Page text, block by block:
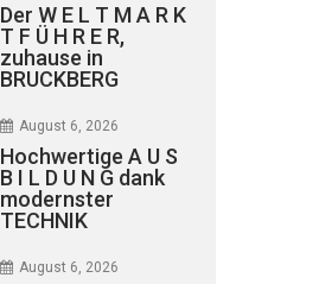
Der W E L T M A R K
T F Ü H R E R,
zuhause in
BRUCKBERG
August 6, 2026
Hochwertige A U S
B I L D U N G dank
modernster
TECHNIK
August 6, 2026